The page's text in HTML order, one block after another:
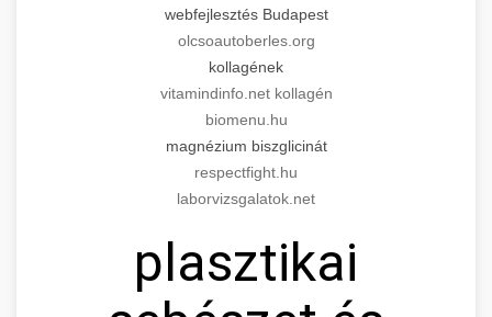
webfejlesztés Budapest
olcsoautoberles.org
kollagének
vitamindinfo.net kollagén
biomenu.hu
magnézium biszglicinát
respectfight.hu
laborvizsgalatok.net
plasztikai